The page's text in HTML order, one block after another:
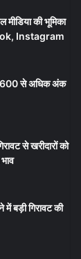
मीडिया की भूमिका
Instagram
600 से अधिक अंक
से खरीदारों को
में बड़ी गिरावट की